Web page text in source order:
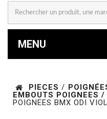
MENU
PIECES /
EMBOUTS POIGNEES /
POIGNEES BMX ODI